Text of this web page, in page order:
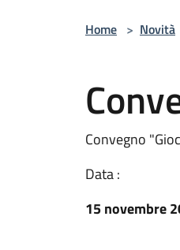
Home > Novità
Convegno
Data :
15 novembre